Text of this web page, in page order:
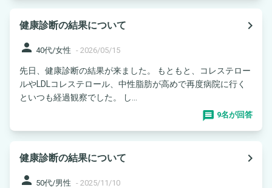
健康診断の結果について
navigate_next
person 40代/女性 - 2026/05/15
先日、健康診断の結果が来ました。 もともと、コレステロー
ルやLDLコレステロール、中性脂肪が高めで再度病院に行く
といつも経過観察でした。 し...
9名が回答
健康診断の結果について
navigate_next
person 50代/男性 - 2025/11/10